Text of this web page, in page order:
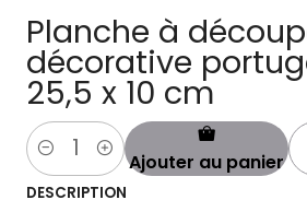
Planche à
décorative
25,5 x 10 cm
Quantité Ajouter au panier
DESCRIPTION